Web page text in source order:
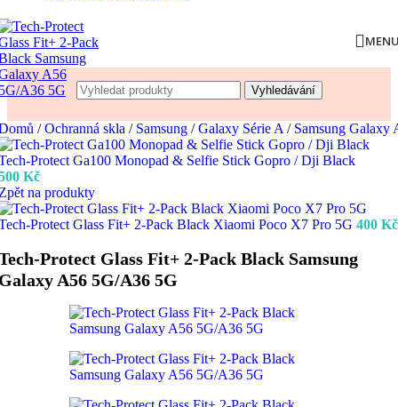
Vyhledávání
/ Ochranná skla / Samsung / Galaxy Série A / Samsung Galaxy
Protect Ga100 Monopad & Selfie Stick Gopro / Dji Black
Kč
na produkty
Protect Glass Fit+ 2-Pack Black Xiaomi Poco X7 Pro 5G 400 Kč
Protect Glass Fit+ 2-Pack Black Samsung
A56 5G/A36 5G